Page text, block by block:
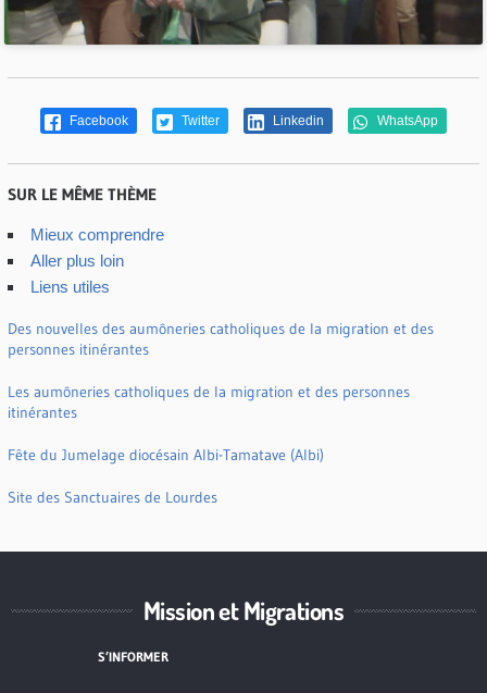
Facebook Twitter Linkedin WhatsApp
SUR LE MÊME THÈME
Mieux comprendre
Aller plus loin
Liens utiles
Des nouvelles des aumôneries catholiques de la migration et des
personnes itinérantes
Les aumôneries catholiques de la migration et des personnes
itinérantes
Fête du Jumelage diocésain Albi-Tamatave (Albi)
Site des Sanctuaires de Lourdes
Mission et Migrations
S’INFORMER